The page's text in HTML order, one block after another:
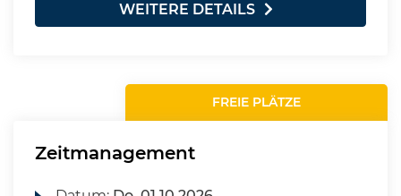
WEITERE DETAILS
FREIE PLÄTZE
Zeitmanagement